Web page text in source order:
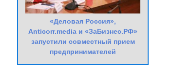
«Деловая Россия»,
Anticorr.media и «ЗаБизнес.РФ»
запустили совместный прием
предпринимателей